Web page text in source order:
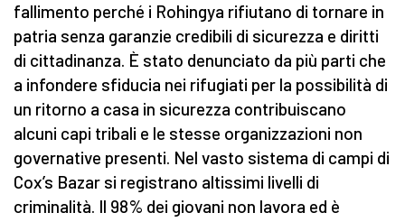
fallimento perché i Rohingya rifiutano di tornare in
patria senza garanzie credibili di sicurezza e diritti
di cittadinanza. È stato denunciato da più parti che
a infondere sfiducia nei rifugiati per la possibilità di
un ritorno a casa in sicurezza contribuiscano
alcuni capi tribali e le stesse organizzazioni non
governative presenti. Nel vasto sistema di campi di
Cox’s Bazar si registrano altissimi livelli di
criminalità. Il 98% dei giovani non lavora ed è